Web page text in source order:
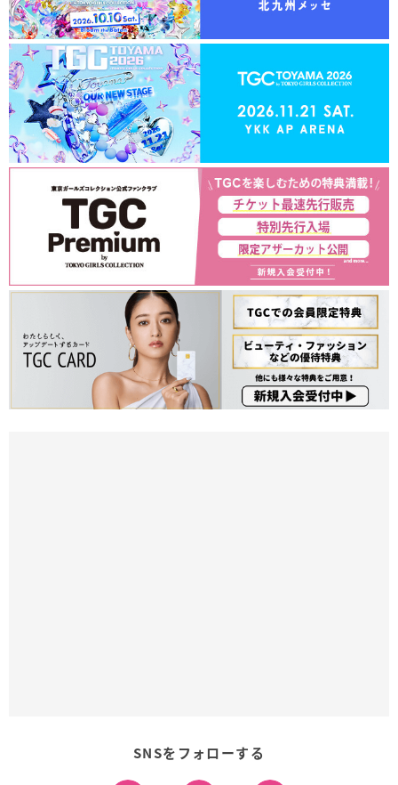
SNSをフォローする